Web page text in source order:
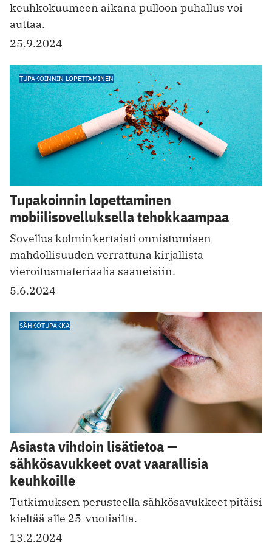
keuhkokuumeen aikana pulloon puhallus voi
auttaa.
25.9.2024
TUPAKOINNIN LOPETTAMINEN
Tupakoinnin lopettaminen
mobiilisovelluksella tehokkaampaa
Sovellus kolminkertaisti onnistumisen
mahdollisuuden verrattuna kirjallista
vieroitusmateriaalia saaneisiin.
5.6.2024
SÄHKÖTUPAKKA
Asiasta vihdoin lisätietoa —
sähkösavukkeet ovat vaarallisia
keuhkoille
Tutkimuksen perusteella sähkösavukkeet pitäisi
kieltää alle 25-vuotiailta.
13.2.2024